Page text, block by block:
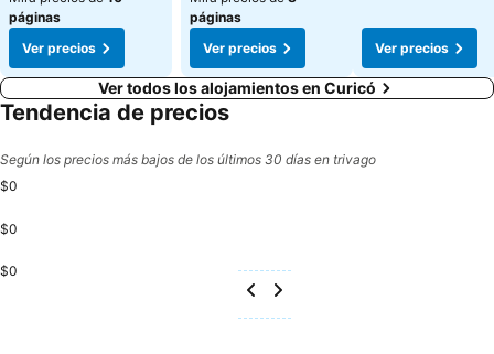
páginas
Ver precios
páginas
Ver precios
Ver precios
Ver todos los alojamientos en Curicó
Tendencia de precios
Según los precios más bajos de los últimos 30 días en trivago
$0
$0
$0